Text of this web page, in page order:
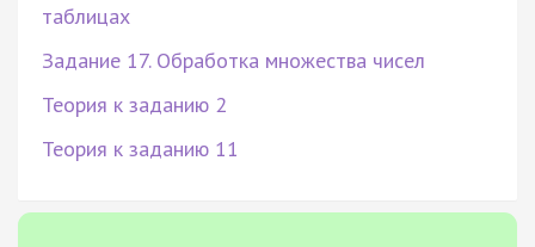
таблицах
Задание 17. Обработка множества чисел
Теория к заданию 2
Теория к заданию 11